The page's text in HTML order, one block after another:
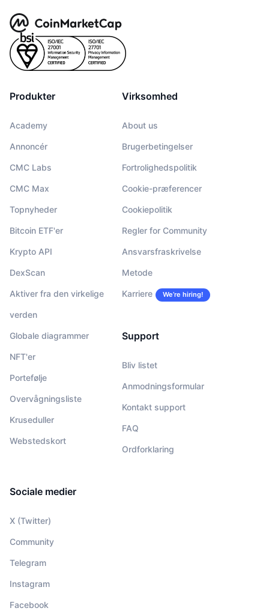
Produkter
Academy
Annoncér
CMC Labs
CMC Max
Topnyheder
Bitcoin ETF'er
Krypto API
DexScan
Aktiver fra den virkelige
verden
Globale diagrammer
NFT'er
Portefølje
Overvågningsliste
Kruseduller
Webstedskort
Virksomhed
About us
Brugerbetingelser
Fortrolighedspolitik
Cookie-præferencer
Cookiepolitik
Regler for Community
Ansvarsfraskrivelse
Metode
Karriere We’re hiring!
Support
Bliv listet
Anmodningsformular
Kontakt support
FAQ
Ordforklaring
Sociale medier
X (Twitter)
Community
Telegram
Instagram
Facebook